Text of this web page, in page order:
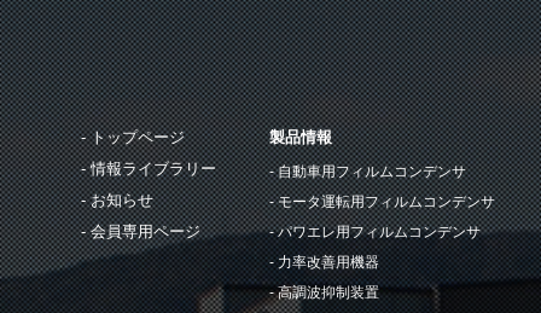
トップページ
情報ライブラリー
お知らせ
会員専用ページ
製品情報
自動車用フィルムコンデンサ
モータ運転用フィルムコンデンサ
パワエレ用フィルムコンデンサ
力率改善用機器
高調波抑制装置